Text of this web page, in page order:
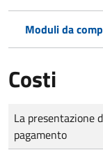
Moduli da
Costi
Tipo di pagamento
Importo
La presentazione
pagamento